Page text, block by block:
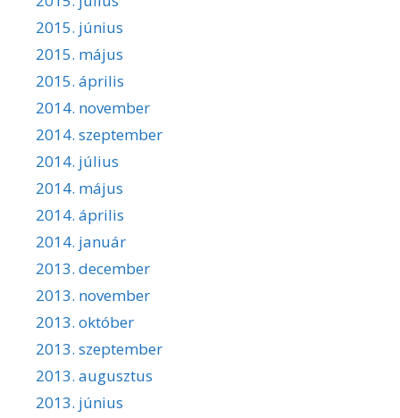
2015. június
2015. május
2015. április
2014. november
2014. szeptember
2014. július
2014. május
2014. április
2014. január
2013. december
2013. november
2013. október
2013. szeptember
2013. augusztus
2013. június